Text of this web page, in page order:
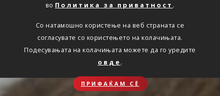
во Политика за приватност .
Со натамошно користење на веб страната се
согласувате со користењето на колачињата.
Подесувањата на колачињата можете да го уредите
овде .
ПРИФАЌАМ СЀ